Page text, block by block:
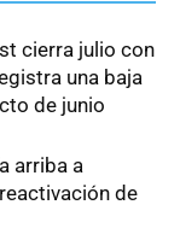
cierra julio con
una baja
de junio
arriba a
de